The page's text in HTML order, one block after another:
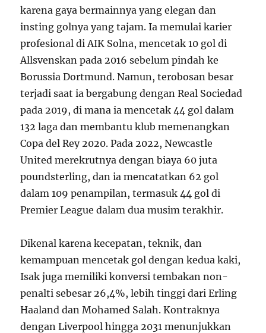
karena gaya bermainnya yang elegan dan
insting golnya yang tajam. Ia memulai karier
profesional di AIK Solna, mencetak 10 gol di
Allsvenskan pada 2016 sebelum pindah ke
Borussia Dortmund. Namun, terobosan besar
terjadi saat ia bergabung dengan Real Sociedad
pada 2019, di mana ia mencetak 44 gol dalam
132 laga dan membantu klub memenangkan
Copa del Rey 2020. Pada 2022, Newcastle
United merekrutnya dengan biaya 60 juta
poundsterling, dan ia mencatatkan 62 gol
dalam 109 penampilan, termasuk 44 gol di
Premier League dalam dua musim terakhir.
Dikenal karena kecepatan, teknik, dan
kemampuan mencetak gol dengan kedua kaki,
Isak juga memiliki konversi tembakan non-
penalti sebesar 26,4%, lebih tinggi dari Erling
Haaland dan Mohamed Salah. Kontraknya
dengan Liverpool hingga 2031 menunjukkan